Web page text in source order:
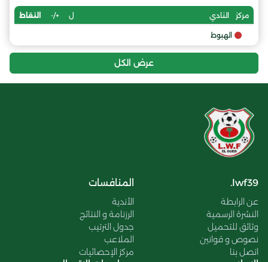
مركز النادي ل +/- النقاط
الهبوط
عرض الكل
lwf39.
عن الرابطة
النشرة الرسمية
وثائق للتحميل
نصوص و قوانين
اتصل بنا
المنافسات
الأندية
الرزنامة و النتائج
جدول الترتيب
الملاعب
مركز الإحصائيات